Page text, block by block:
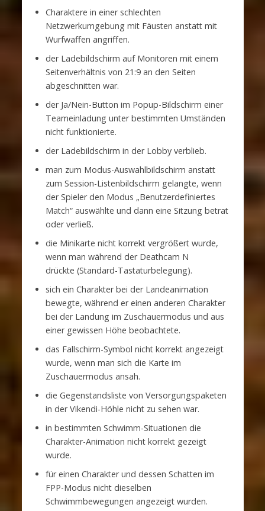
Charaktere in einer schlechten
Netzwerkumgebung mit Fäusten anstatt mit
Wurfwaffen angriffen.
der Ladebildschirm auf Monitoren mit einem
Seitenverhältnis von 21:9 an den Seiten
abgeschnitten war.
der Ja/Nein-Button im Popup-Bildschirm einer
Teameinladung unter bestimmten Umständen
nicht funktionierte.
der Ladebildschirm in der Lobby verblieb.
man zum Modus-Auswahlbildschirm anstatt
zum Session-Listenbildschirm gelangte, wenn
der Spieler den Modus „Benutzerdefiniertes
Match“ auswählte und dann eine Sitzung betrat
oder verließ.
die Minikarte nicht korrekt vergrößert wurde,
wenn man während der Deathcam N
drückte (Standard-Tastaturbelegung).
sich ein Charakter bei der Landeanimation
bewegte, während er einen anderen Charakter
bei der Landung im Zuschauermodus und aus
einer gewissen Höhe beobachtete.
das Fallschirm-Symbol nicht korrekt angezeigt
wurde, wenn man sich die Karte im
Zuschauermodus ansah.
die Gegenstandsliste von Versorgungspaketen
in der Vikendi-Höhle nicht zu sehen war.
in bestimmten Schwimm-Situationen die
Charakter-Animation nicht korrekt gezeigt
wurde.
für einen Charakter und dessen Schatten im
FPP-Modus nicht dieselben
Schwimmbewegungen angezeigt wurden.